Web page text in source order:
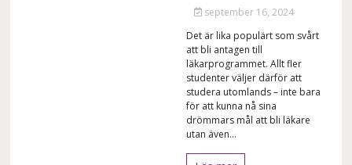
september 16, 2024
Det är lika populärt som svårt
att bli antagen till
läkarprogrammet. Allt fler
studenter väljer därför att
studera utomlands – inte bara
för att kunna nå sina
drömmars mål att bli läkare
utan även...